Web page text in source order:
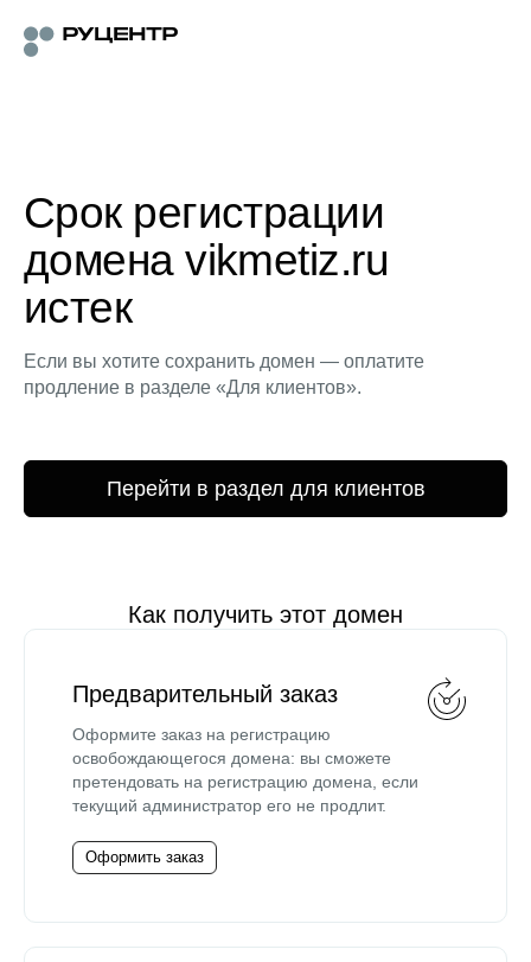
Срок регистрации
домена vikmetiz.ru
истек
Если вы хотите сохранить домен — оплатите
продление в разделе «Для клиентов».
Перейти в раздел для клиентов
Как получить этот домен
Предварительный заказ
Оформите заказ на регистрацию
освобождающегося домена: вы сможете
претендовать на регистрацию домена, если
текущий администратор его не продлит.
Оформить заказ